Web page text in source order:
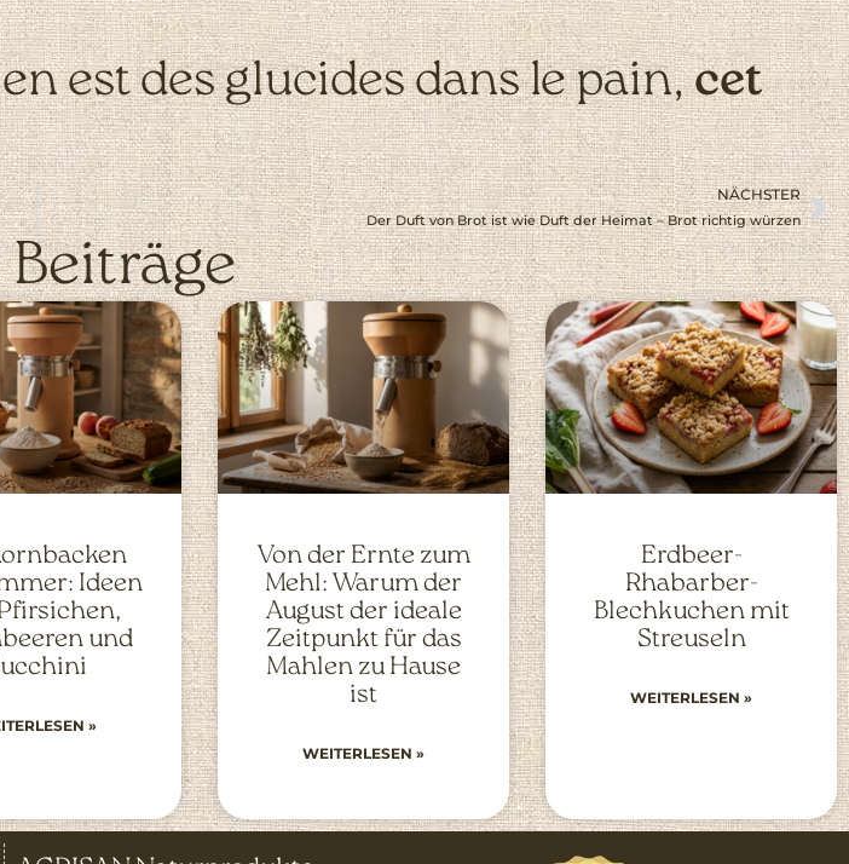
est des glucides dans le pain,cet
NÄCHSTER
Der Duft von Brot ist wie Duft der Heimat – Brot richtig würzen
Ideen
und
»
Von der Ernte zum
Mehl: Warum der
August der ideale
Zeitpunkt für das
Mahlen zu Hause
ist
WEITERLESEN »
Erdbeer-
Rhabarber-
Blechkuchen mit
Streuseln
WEITERLESEN »